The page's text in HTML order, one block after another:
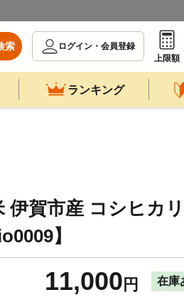
索
ログイン・会員登録
上限額
ランキング
伊賀市産 コシヒカリ
】
11,000 円 在庫